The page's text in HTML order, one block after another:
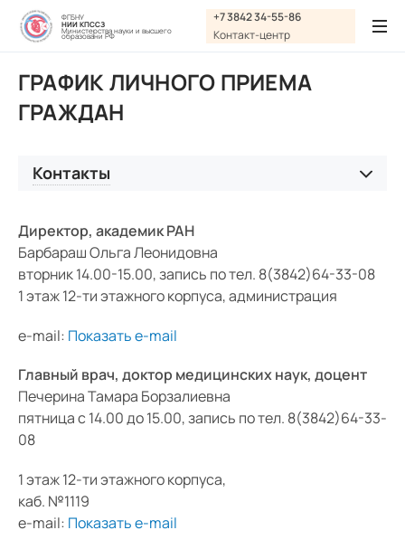
Обычная версия сайта
Шрифт: A A A
Графика:
Выключить изображения
Выключить видео
Одинарный
Двойной
Стандартный
Большой
Гарнитура:
ФГБНУ
НИИ КПССЗ
Министерства науки и высшего
образовани РФ Контакт-центр
+7 3842 34-55-86
ГРАФИК ЛИЧНОГО ПРИЕМА
ГРАЖДАН
Контакты
Схема проезда
Схема расположения корпусов
Директор, академик РАН
Барбараш Ольга Леонидовна
вторник 14.00-15.00, запись по тел. 8(3842)64-33-08
1 этаж 12-ти этажного корпуса, администрация
e-mail: Показать e-mail
Главный врач, доктор медицинских наук, доцент
Печерина Тамара Борзалиевна
пятница с 14.00 до 15.00, запись по тел. 8(3842)64-33-
08
1 этаж 12-ти этажного корпуса,
каб. №1119
e-mail: Показать e-mail